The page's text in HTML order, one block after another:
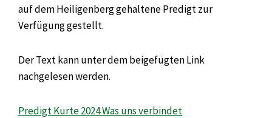
auf dem Heiligenberg gehaltene Predigt zur
Verfügung gestellt.
Der Text kann unter dem beigefügten Link
nachgelesen werden.
Predigt Kurte 2024 Was uns verbindet